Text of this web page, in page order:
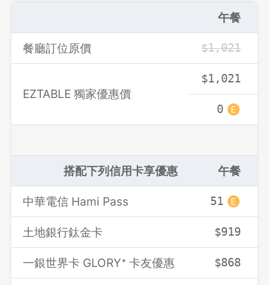
午餐
餐廳訂位原價 $1,021
EZTABLE 獨家優惠價
$1,021
0
搭配下列信用卡享優惠 午餐
中華電信 Hami Pass 51
土地銀行鈦金卡 $919
一銀世界卡 GLORY⁺ 卡友優惠 $868
登出
確定要登出嗎？